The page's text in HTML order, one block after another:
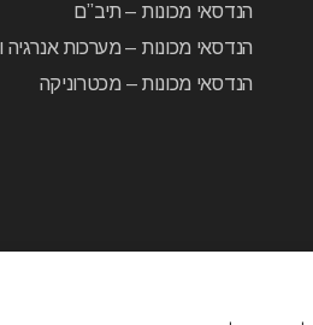
הנדסאי מכונות – תיב”ם
הנדסאי מכונות – מערכות אנרגיה
הנדסאי מכונות – מכטרוניקה